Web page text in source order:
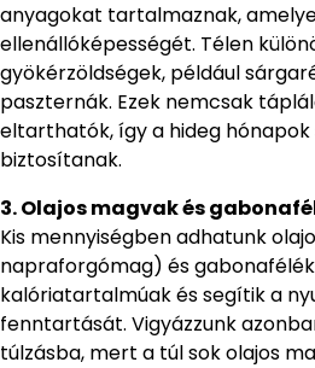
anyagokat tartalmaznak,
ellenállóképességét. Télen
gyökérzöldségek, például
paszternák. Ezek nemcsak
eltarthatók, így a hideg
biztosítanak.
3. Olajos magvak és
Kis mennyiségben adhatunk
napraforgómag) és
kalóriatartalmúak és segítik a
fenntartását. Vigyázzunk
túlzásba, mert a túl sok olajos